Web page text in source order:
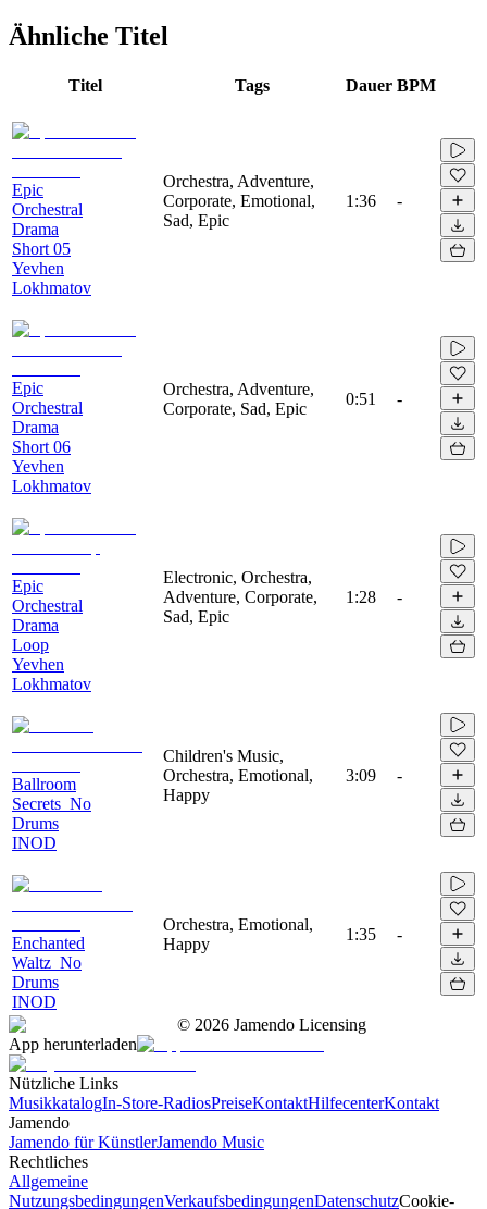
Ähnliche Titel
Titel Tags Dauer BPM
Epic
Orchestral
Drama
Short 05
Yevhen
Lokhmatov
Orchestra, Adventure,
Corporate, Emotional,
Sad, Epic
1:36 -
Epic
Orchestral
Drama
Short 06
Yevhen
Lokhmatov
Orchestra, Adventure,
Corporate, Sad, Epic
0:51 -
Epic
Orchestral
Drama
Loop
Yevhen
Lokhmatov
Electronic, Orchestra,
Adventure, Corporate,
Sad, Epic
1:28 -
Ballroom
Secrets_No
Drums
INOD
Children's Music,
Orchestra, Emotional,
Happy
3:09 -
Enchanted
Waltz_No
Drums
INOD
Orchestra, Emotional,
Happy
1:35 -
© 2026 Jamendo Licensing
App herunterladen
Nützliche Links
MusikkatalogIn-Store-RadiosPreiseKontaktHilfecenterKontakt
Jamendo
Jamendo für KünstlerJamendo Music
Rechtliches
Allgemeine
NutzungsbedingungenVerkaufsbedingungenDatenschutzCookie-